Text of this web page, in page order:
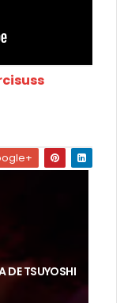
DE TSUYOSHI